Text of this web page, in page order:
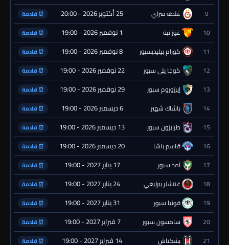
9 غلطة سراي 25 أكتوبر 2026 - 20:00 ⏰ قادمة
10 غوز تبة 1 نوفمبر 2026 - 19:00 ⏰ قادمة
11 كورام بيليديسبور 8 نوفمبر 2026 - 19:00 ⏰ قادمة
12 كوجا يلي سبور 22 نوفمبر 2026 - 19:00 ⏰ قادمة
13 إيرزوروم سبور 29 نوفمبر 2026 - 19:00 ⏰ قادمة
14 باشاك شهير 6 ديسمبر 2026 - 19:00 ⏰ قادمة
15 طرابزون سبور 13 ديسمبر 2026 - 19:00 ⏰ قادمة
16 قاسم باشا 20 ديسمبر 2026 - 19:00 ⏰ قادمة
17 آمد سبور 17 يناير 2027 - 19:00 ⏰ قادمة
18 غنتشلر بيرليغي 24 يناير 2027 - 19:00 ⏰ قادمة
19 قونيا سبور 31 يناير 2027 - 19:00 ⏰ قادمة
20 سامسون سبور 7 فبراير 2027 - 19:00 ⏰ قادمة
21 بشكتاش 14 فبراير 2027 - 19:00 ⏰ قادمة